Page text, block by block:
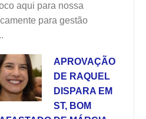
aqui para nossa
para gestão
APROVAÇÃO
DE RAQUEL
DISPARA EM
ST, BOM